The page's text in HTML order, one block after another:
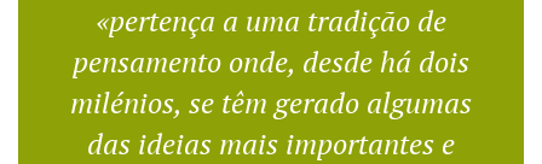
«pertença a uma tradição de
pensamento onde, desde há dois
milénios, se têm gerado algumas
das ideias mais importantes e